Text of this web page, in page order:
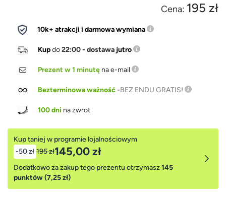
Cena: 195 zł
10k+ atrakcji i darmowa wymiana
Kupdo22:00 - dostawa jutro
Prezent w 1 minutę na e-mail
Bezterminowa ważność-BEZ ENDU GRATIS!
100 dni na zwrot
Kup taniej w programie lojalnościowym
-50 zł 195 zł145,00 zł
Dodatkowo za zakup tego prezentu otrzymasz145
punktów (7,25 zł)